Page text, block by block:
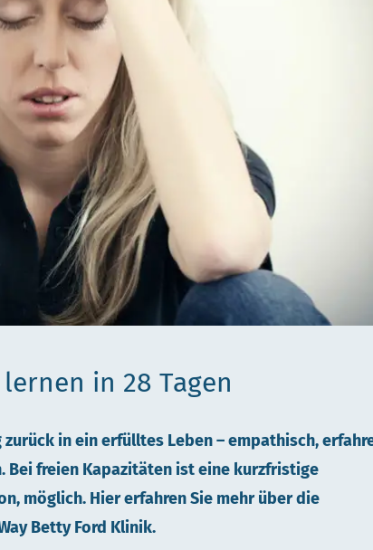
in 28 Tagen
in ein erfülltes Leben – empathisch,
Bei freien Kapazitäten ist eine kurzfristige
möglich. Hier erfahren Sie mehr über die
Betty Ford Klinik.